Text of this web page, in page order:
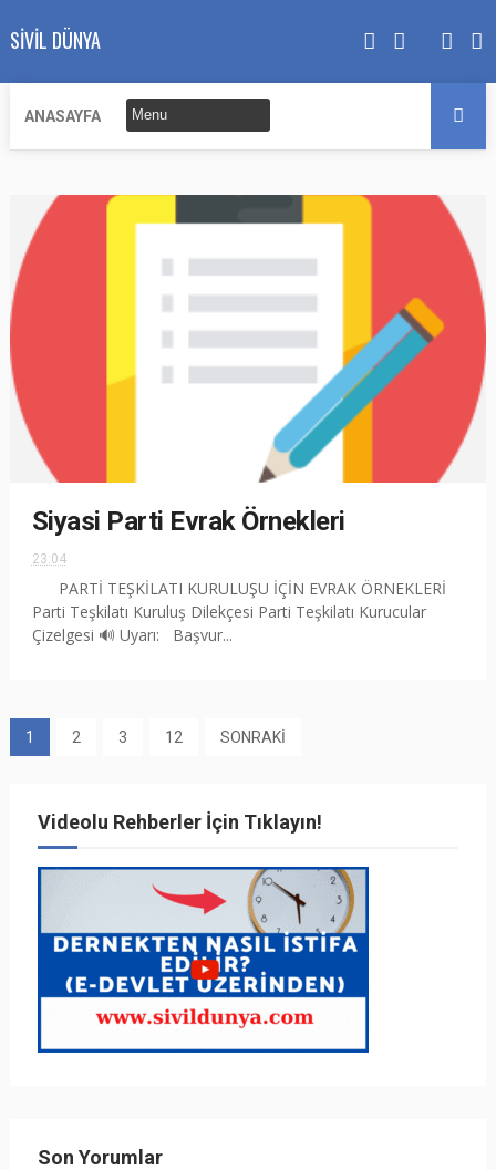
SIVIL DÜNYA
ANASAYFA
Siyasi Parti Evrak Örnekleri
23:04
PARTİ TEŞKİLATI KURULUŞU İÇİN EVRAK ÖRNEKLERİ
Parti Teşkilatı Kuruluş Dilekçesi Parti Teşkilatı Kurucular
Çizelgesi 🔊 Uyarı: Başvur...
1 2 3 12 SONRAKİ
Videolu Rehberler İçin Tıklayın!
Son Yorumlar